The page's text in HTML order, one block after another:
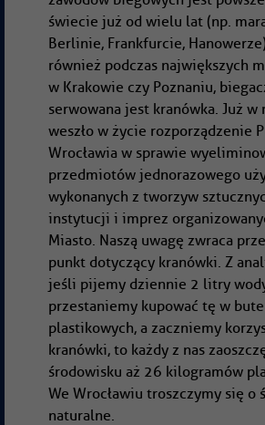
świecie już od wielu lat (np.
Berlinie, Frankfurcie,
również podczas największych
w Krakowie czy Poznaniu,
serwowana jest kranówka. Już
weszło w życie rozporządzenie
Wrocławia w sprawie
przedmiotów jednorazowego
wykonanych z tworzyw
instytucji i imprez
Miasto. Naszą uwagę zwraca
punkt dotyczący kranówki. Z
jeśli pijemy dziennie 2 litry
przestaniemy kupować tę w
plastikowych, a zaczniemy
kranówki, to każdy z nas
środowisku aż 26 kilogramów
We Wrocławiu troszczymy się o
naturalne.